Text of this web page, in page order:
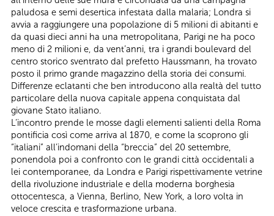
paludosa e semi desertica infestata dalla malaria; Londra si
avvia a raggiungere una popolazione di 5 milioni di abitanti e
da quasi dieci anni ha una metropolitana, Parigi ne ha poco
meno di 2 milioni e, da vent’anni, tra i grandi boulevard del
centro storico sventrato dal prefetto Haussmann, ha trovato
posto il primo grande magazzino della storia dei consumi.
Differenze eclatanti che ben introducono alla realtà del tutto
particolare della nuova capitale appena conquistata dal
giovane Stato italiano.
L’incontro prende le mosse dagli elementi salienti della Roma
pontificia così come arriva al 1870, e come la scoprono gli
“italiani” all’indomani della “breccia” del 20 settembre,
ponendola poi a confronto con le grandi città occidentali a
lei contemporanee, da Londra e Parigi rispettivamente vetrine
della rivoluzione industriale e della moderna borghesia
ottocentesca, a Vienna, Berlino, New York, a loro volta in
veloce crescita e trasformazione urbana.